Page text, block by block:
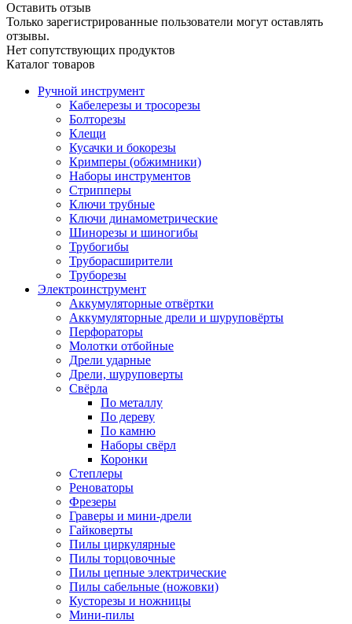
Оставить отзыв
Только зарегистрированные пользователи могут оставлять
отзывы.
Нет сопутствующих продуктов
Каталог товаров
Ручной инструмент
Кабелерезы и тросорезы
Болторезы
Клещи
Кусачки и бокорезы
Кримперы (обжимники)
Наборы инструментов
Стрипперы
Ключи трубные
Ключи динамометрические
Шинорезы и шиногибы
Трубогибы
Труборасширители
Труборезы
Электроинструмент
Аккумуляторные отвёртки
Аккумуляторные дрели и шуруповёрты
Перфораторы
Молотки отбойные
Дрели ударные
Дрели, шуруповерты
Свёрла
По металлу
По дереву
По камню
Наборы свёрл
Коронки
Степлеры
Реноваторы
Фрезеры
Граверы и мини-дрели
Гайковерты
Пилы циркулярные
Пилы торцовочные
Пилы цепные электрические
Пилы сабельные (ножовки)
Кусторезы и ножницы
Мини-пилы